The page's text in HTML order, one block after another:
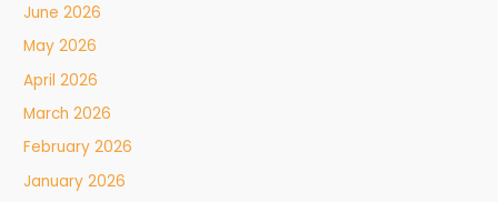
June 2026
May 2026
April 2026
March 2026
February 2026
January 2026